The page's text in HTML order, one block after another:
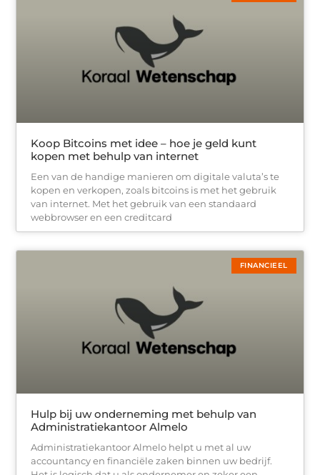
Koop Bitcoins met idee – hoe je geld kunt
kopen met behulp van internet
Een van de handige manieren om digitale valuta’s te
kopen en verkopen, zoals bitcoins is met het gebruik
van internet. Met het gebruik van een standaard
webbrowser en een creditcard
FINANCIEEL
Hulp bij uw onderneming met behulp van
Administratiekantoor Almelo
Administratiekantoor Almelo helpt u met al uw
accountancy en financiële zaken binnen uw bedrijf.